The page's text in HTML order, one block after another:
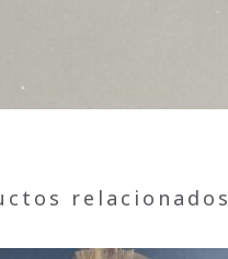
relacionados